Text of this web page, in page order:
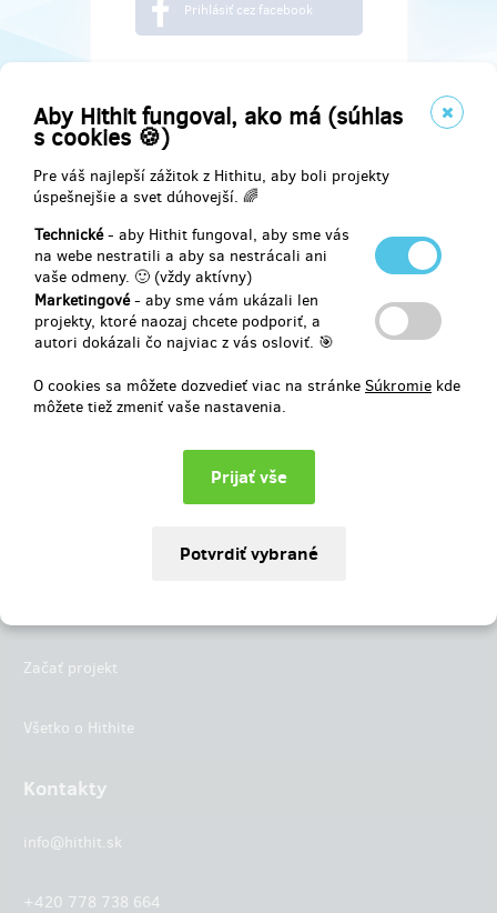
Aby Hithit fungoval, ako má (súhlas
s cookies 🍪)
Pre váš najlepší zážitok z Hithitu, aby boli projekty
úspešnejšie a svet dúhovejší. 🌈
Technické- aby Hithit fungoval, aby sme vás
na webe nestratili a aby sa nestrácali ani
vaše odmeny. 🙂 (vždy aktívny)
Marketingové- aby sme vám ukázali len
projekty, ktoré naozaj chcete podporiť, a
autori dokázali čo najviac z vás osloviť. 🎯
O cookies sa môžete dozvedieť viac na stránke Súkromie kde
môžete tiež zmeniť vaše nastavenia.
Prihlásiť cez facebook
Najdete nás na
Začať projekt
Všetko o Hithite
Kontakty
info@hithit.sk
+420 778 738 664